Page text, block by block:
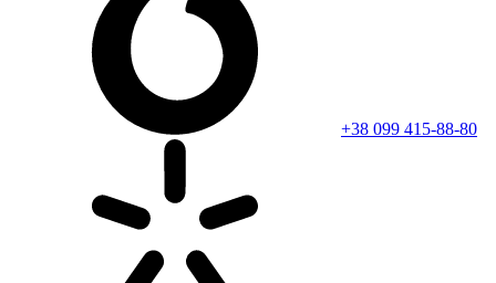
+38 099 415-88-80